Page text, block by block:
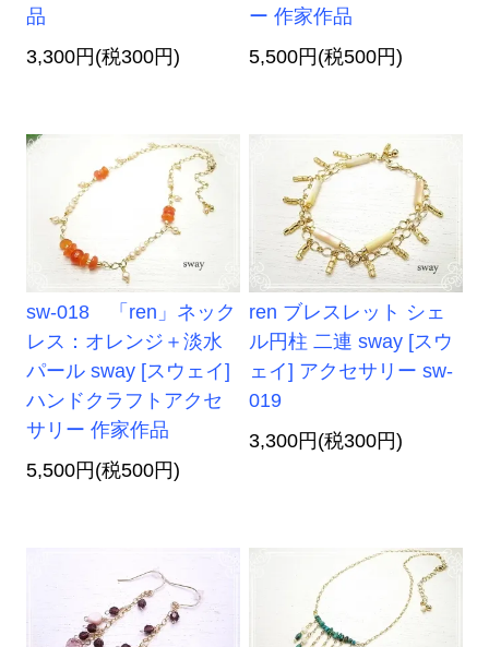
品
3,300円(税300円)
ー 作家作品
5,500円(税500円)
sw-018 「ren」ネック
レス：オレンジ＋淡水
パール sway [スウェイ]
ハンドクラフトアクセ
サリー 作家作品
5,500円(税500円)
ren ブレスレット シェ
ル円柱 二連 sway [スウ
ェイ] アクセサリー sw-
019
3,300円(税300円)